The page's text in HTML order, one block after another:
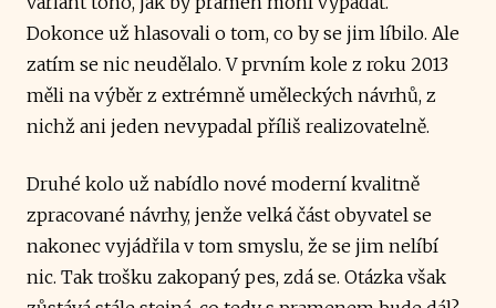
Dokonce už hlasovali o tom, co by se jim líbilo. Ale
zatím se nic neudělalo. V prvním kole z roku 2013
měli na výběr z extrémně uměleckých návrhů, z
nichž ani jeden nevypadal příliš realizovatelně.
Druhé kolo už nabídlo nové moderní kvalitně
zpracované návrhy, jenže velká část obyvatel se
nakonec vyjádřila v tom smyslu, že se jim nelíbí
nic. Tak trošku zakopaný pes, zdá se. Otázka však